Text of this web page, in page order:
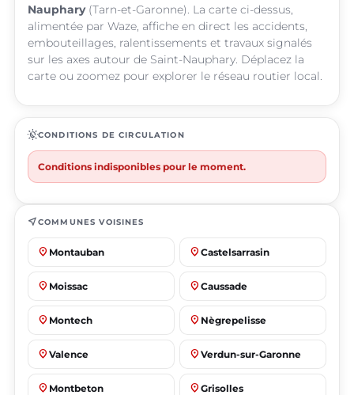
Nauphary(Tarn-et-Garonne). La carte ci-dessus,
alimentée par Waze, affiche en direct les accidents,
embouteillages, ralentissements et travaux signalés
sur les axes autour de Saint-Nauphary. Déplacez la
carte ou zoomez pour explorer le réseau routier local.
routineCONDITIONS DE CIRCULATION
Conditions indisponibles pour le moment.
near_meCOMMUNES VOISINES
place Montauban place Castelsarrasin
place Moissac place Caussade
place Montech place Nègrepelisse
place Valence place Verdun-sur-Garonne
place Montbeton place Grisolles